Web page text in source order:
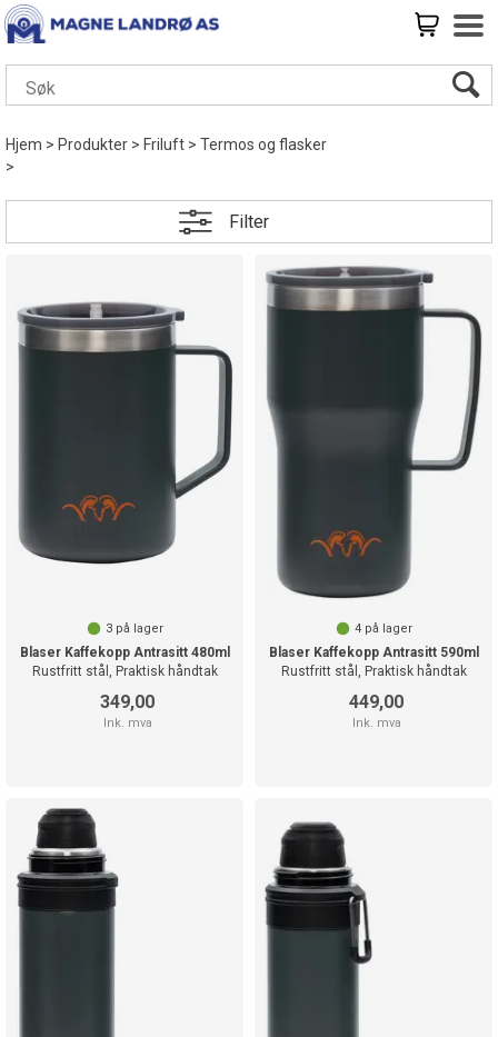
Hjem>Produkter>Friluft>Termos og flasker
>
Filter
3 på lager
Blaser Kaffekopp Antrasitt 480ml
Rustfritt stål, Praktisk håndtak
349,00
Ink. mva
4 på lager
Blaser Kaffekopp Antrasitt 590ml
Rustfritt stål, Praktisk håndtak
449,00
Ink. mva